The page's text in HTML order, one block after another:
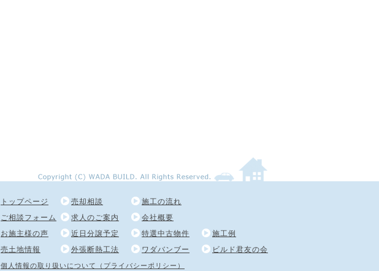
トップページ 売却相談
施工の流れ
ご相談フォーム
求人のご案内
会社概要
お施主様の声
近日分譲予定 特選中古物件
施工例
売土地情報
外張断熱工法 ワダバンブー ビルド君友の会
個人情報の取り扱いについて（プライバシーポリシー）